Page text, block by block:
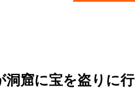
洞窟に宝を盗りに